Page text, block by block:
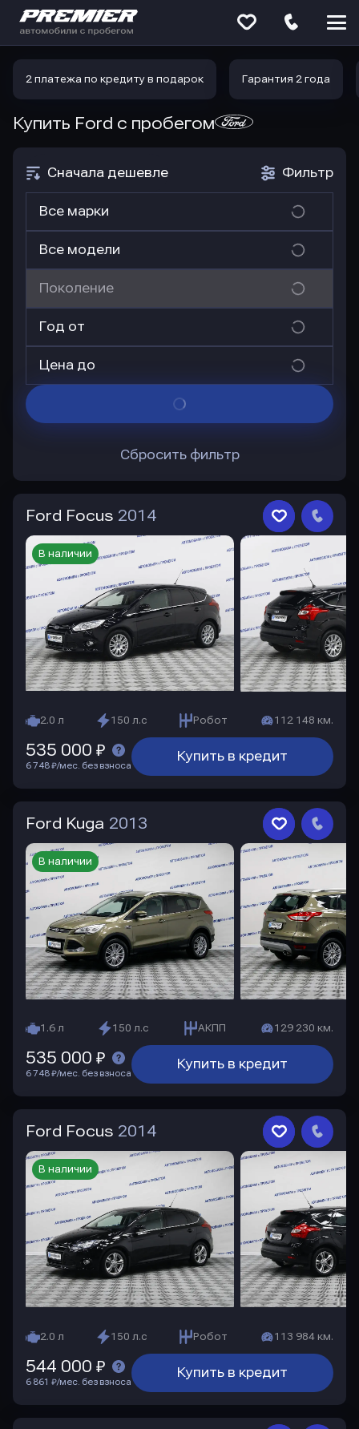
2 платежа по кредиту в подарок Гарантия 2 года
Купить Ford с пробегом
Фильтр
Сначала дешевле
Все марки
Все модели
Поколение
Год от
Цена до
Сбросить фильтр
Ford Focus 2014
2.0 л 150 л.с Робот 112 148 км.
В наличии
Купить в кредит
535 000 ₽
6 748 ₽/мес. без взноса
Ford Kuga 2013
1.6 л 150 л.с АКПП 129 230 км.
В наличии
Купить в кредит
535 000 ₽
6 748 ₽/мес. без взноса
Ford Focus 2014
2.0 л 150 л.с Робот 113 984 км.
В наличии
Купить в кредит
544 000 ₽
6 861 ₽/мес. без взноса